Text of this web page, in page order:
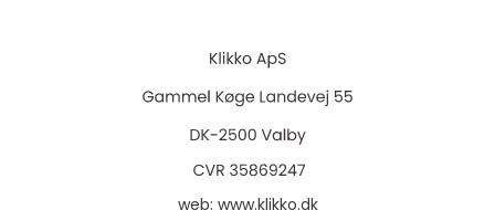
web: www.klikko.dk